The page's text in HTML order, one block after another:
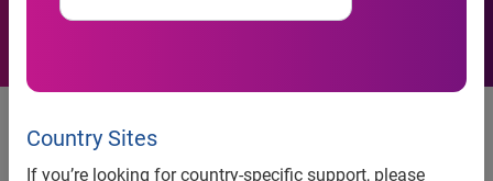
Country Sites
If you’re looking for country-specific support, please
Los Centros Comerciales Reciben
En Octubre Un 2,3% Menos De